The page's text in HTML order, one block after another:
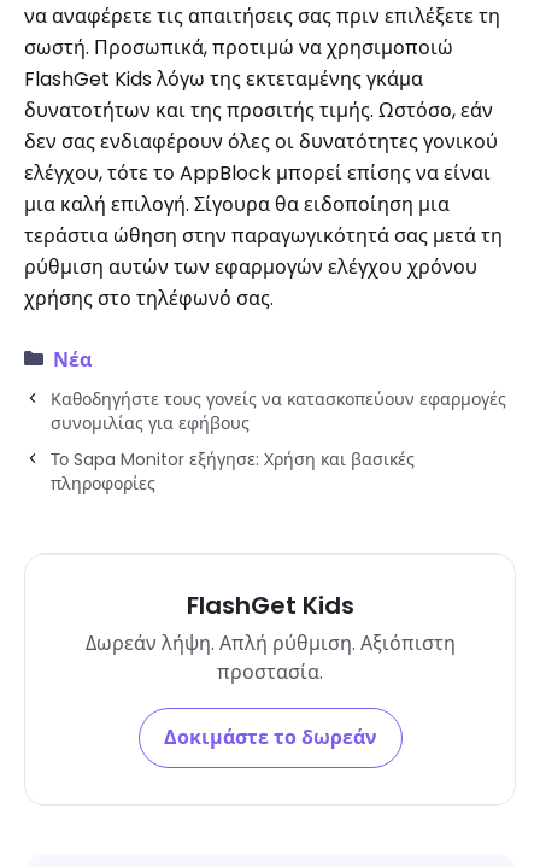
να αναφέρετε τις απαιτήσεις σας πριν επιλέξετε τη
σωστή. Προσωπικά, προτιμώ να χρησιμοποιώ
FlashGet Kids λόγω της εκτεταμένης γκάμα
δυνατοτήτων και της προσιτής τιμής. Ωστόσο, εάν
δεν σας ενδιαφέρουν όλες οι δυνατότητες γονικού
ελέγχου, τότε το AppBlock μπορεί επίσης να είναι
μια καλή επιλογή. Σίγουρα θα ειδοποίηση μια
τεράστια ώθηση στην παραγωγικότητά σας μετά τη
ρύθμιση αυτών των εφαρμογών ελέγχου χρόνου
χρήσης στο τηλέφωνό σας.
Νέα
Καθοδηγήστε τους γονείς να κατασκοπεύουν εφαρμογές
συνομιλίας για εφήβους
Το Sapa Monitor εξήγησε: Χρήση και βασικές
πληροφορίες
FlashGet Kids
Δωρεάν λήψη. Απλή ρύθμιση. Αξιόπιστη
προστασία.
Δοκιμάστε το δωρεάν